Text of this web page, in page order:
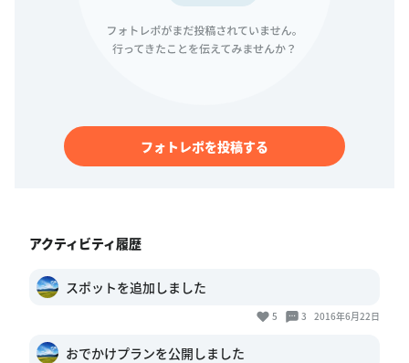
フォトレポを投稿する
アクティビティ履歴
スポットを追加しました
5 3 2016年6月22日
おでかけプランを公開しました